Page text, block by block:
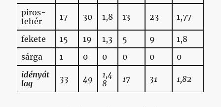
piros-
fehér
17 30 1,8 13 23 1,77
fekete 15 19 1,3 5 9
1,8
sárga
1 0 0 0 0
0
idényát
lag
33 49
1,4
8
17 31 1,82